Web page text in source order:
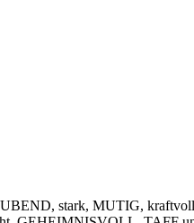
stark, MUTIG,